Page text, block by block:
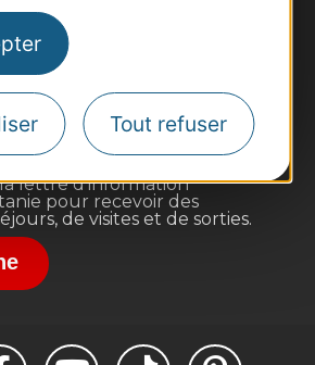
Tout refuser
lettre d'information
pour recevoir des
de visites et de sorties.